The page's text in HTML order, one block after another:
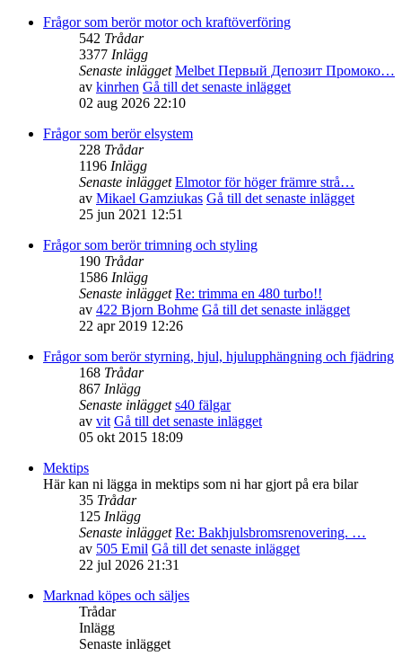
Frågor som berör motor och kraftöverföring
542 Trådar
3377 Inlägg
Senaste inlägget Melbet Первый Депозит Промоко…
av kinrhen Gå till det senaste inlägget
02 aug 2026 22:10
Frågor som berör elsystem
228 Trådar
1196 Inlägg
Senaste inlägget Elmotor för höger främre strå…
av Mikael Gamziukas Gå till det senaste inlägget
25 jun 2021 12:51
Frågor som berör trimning och styling
190 Trådar
1586 Inlägg
Senaste inlägget Re: trimma en 480 turbo!!
av 422 Bjorn Bohme Gå till det senaste inlägget
22 apr 2019 12:26
Frågor som berör styrning, hjul, hjulupphängning och fjädring
168 Trådar
867 Inlägg
Senaste inlägget s40 fälgar
av vit Gå till det senaste inlägget
05 okt 2015 18:09
Mektips
Här kan ni lägga in mektips som ni har gjort på era bilar
35 Trådar
125 Inlägg
Senaste inlägget Re: Bakhjulsbromsrenovering. …
av 505 Emil Gå till det senaste inlägget
22 jul 2026 21:31
Marknad köpes och säljes
Trådar
Inlägg
Senaste inlägget